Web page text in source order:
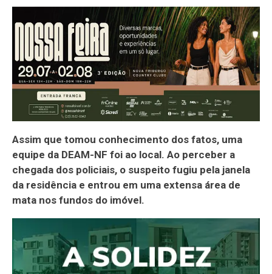
Assim que tomou conhecimento dos fatos, uma
equipe da DEAM-NF foi ao local. Ao perceber a
chegada dos policiais, o suspeito fugiu pela janela
da residência e entrou em uma extensa área de
mata nos fundos do imóvel.